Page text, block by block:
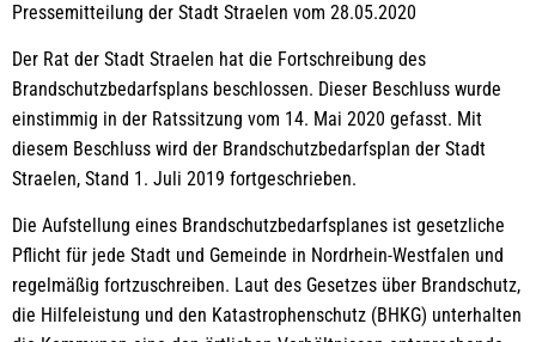
Pressemitteilung der Stadt Straelen vom 28.05.2020
Der Rat der Stadt Straelen hat die Fortschreibung des
Brandschutzbedarfsplans beschlossen. Dieser Beschluss wurde
einstimmig in der Ratssitzung vom 14. Mai 2020 gefasst. Mit
diesem Beschluss wird der Brandschutzbedarfsplan der Stadt
Straelen, Stand 1. Juli 2019 fortgeschrieben.
Die Aufstellung eines Brandschutzbedarfsplanes ist gesetzliche
Pflicht für jede Stadt und Gemeinde in Nordrhein-Westfalen und
regelmäßig fortzuschreiben. Laut des Gesetzes über Brandschutz,
die Hilfeleistung und den Katastrophenschutz (BHKG) unterhalten